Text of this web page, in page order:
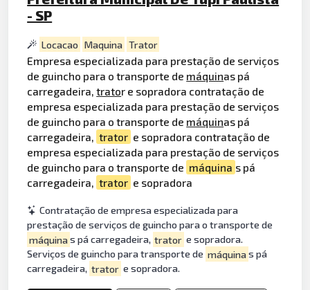
- SP
Locacao Maquina Trator
Empresa especializada para prestação de serviços
de guincho para o transporte de máquinas pá
carregadeira,trator e sopradora contratação de
empresa especializada para prestação de serviços
de guincho para o transporte de máquinas pá
carregadeira, trator e sopradora contratação de
empresa especializada para prestação de serviços
de guincho para o transporte de máquina s pá
carregadeira, trator e sopradora
Contratação de empresa especializada para
prestação de serviços de guincho para o transporte de
máquinas pá carregadeira, trator e sopradora.
Serviços de guincho para transporte de máquinas pá
carregadeira, trator e sopradora.